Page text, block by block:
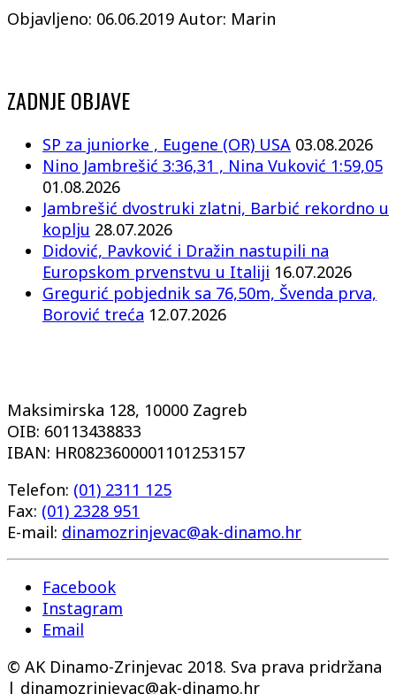
Objavljeno: 06.06.2019 Autor: Marin
ZADNJE OBJAVE
SP za juniorke , Eugene (OR) USA 03.08.2026
Nino Jambrešić 3:36,31 , Nina Vuković 1:59,05
01.08.2026
Jambrešić dvostruki zlatni, Barbić rekordno u
koplju 28.07.2026
Didović, Pavković i Dražin nastupili na
Europskom prvenstvu u Italiji 16.07.2026
Gregurić pobjednik sa 76,50m, Švenda prva,
Borović treća 12.07.2026
Maksimirska 128, 10000 Zagreb
OIB: 60113438833
IBAN: HR0823600001101253157
Telefon: (01) 2311 125
Fax: (01) 2328 951
E-mail: dinamozrinjevac@ak-dinamo.hr
Facebook
Instagram
Email
© AK Dinamo-Zrinjevac 2018. Sva prava pridržana
| dinamozrinjevac@ak-dinamo.hr